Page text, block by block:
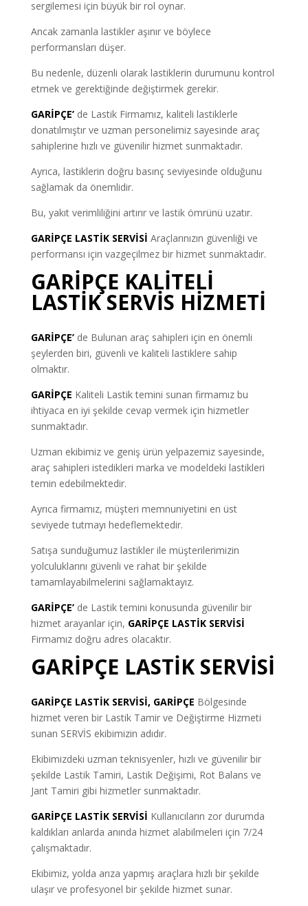
sergilemesi için büyük bir rol oynar.
Ancak zamanla lastikler aşınır ve böylece
performansları düşer.
Bu nedenle, düzenli olarak lastiklerin durumunu kontrol
etmek ve gerektiğinde değiştirmek gerekir.
GARİPÇE’de Lastik Firmamız, kaliteli lastiklerle
donatılmıştır ve uzman personelimiz sayesinde araç
sahiplerine hızlı ve güvenilir hizmet sunmaktadır.
Ayrıca, lastiklerin doğru basınç seviyesinde olduğunu
sağlamak da önemlidir.
Bu, yakıt verimliliğini artırır ve lastik ömrünü uzatır.
GARİPÇE LASTİK SERVİSİ Araçlarınızın güvenliği ve
performansı için vazgeçilmez bir hizmet sunmaktadır.
GARİPÇE KALİTELİ
LASTİK SERVİS HİZMETİ
GARİPÇE’de Bulunan araç sahipleri için en önemli
şeylerden biri, güvenli ve kaliteli lastiklere sahip
olmaktır.
GARİPÇE Kaliteli Lastik temini sunan firmamız bu
ihtiyaca en iyi şekilde cevap vermek için hizmetler
sunmaktadır.
Uzman ekibimiz ve geniş ürün yelpazemiz sayesinde,
araç sahipleri istedikleri marka ve modeldeki lastikleri
temin edebilmektedir.
Ayrıca firmamız, müşteri memnuniyetini en üst
seviyede tutmayı hedeflemektedir.
Satışa sunduğumuz lastikler ile müşterilerimizin
yolculuklarını güvenli ve rahat bir şekilde
tamamlayabilmelerini sağlamaktayız.
GARİPÇE’de Lastik temini konusunda güvenilir bir
hizmet arayanlar için, GARİPÇE LASTİK SERVİSİ
Firmamız doğru adres olacaktır.
GARİPÇE LASTİK SERVİSİ
GARİPÇE LASTİK SERVİSİ, GARİPÇE Bölgesinde
hizmet veren bir Lastik Tamir ve Değiştirme Hizmeti
sunan SERVİS ekibimizin adıdır.
Ekibimizdeki uzman teknisyenler, hızlı ve güvenilir bir
şekilde Lastik Tamiri, Lastik Değişimi, Rot Balans ve
Jant Tamiri gibi hizmetler sunmaktadır.
GARİPÇE LASTİK SERVİSİ Kullanıcıların zor durumda
kaldıkları anlarda anında hizmet alabilmeleri için 7/24
çalışmaktadır.
Ekibimiz, yolda arıza yapmış araçlara hızlı bir şekilde
ulaşır ve profesyonel bir şekilde hizmet sunar.